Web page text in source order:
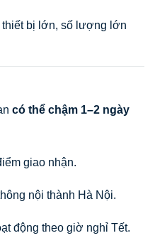
thiết bị lớn, số lượng lớn
có thể chậm 1–2 ngày
giao nhận.
nội thành Hà Nội.
động theo giờ nghỉ Tết.